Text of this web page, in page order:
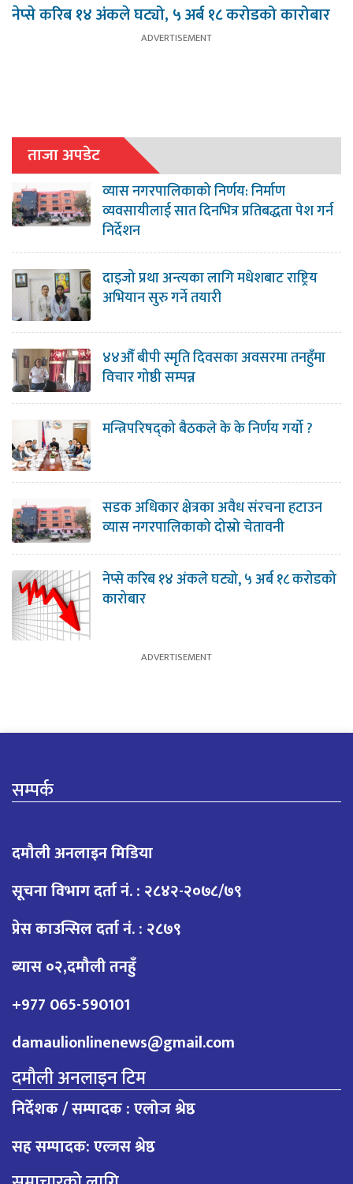
नेप्से करिब १४ अंकले घट्यो, ५ अर्ब १८ करोडको कारोबार
ताजा अपडेट
व्यास नगरपालिकाको निर्णय: निर्माण
व्यवसायीलाई सात दिनभित्र प्रतिबद्धता पेश गर्न
निर्देशन
दाइजो प्रथा अन्त्यका लागि मधेशबाट राष्ट्रिय
अभियान सुरु गर्ने तयारी
४४औँ बीपी स्मृति दिवसका अवसरमा तनहुँमा
विचार गोष्ठी सम्पन्न
मन्त्रिपरिषद्को बैठकले के के निर्णय गर्यो ?
सडक अधिकार क्षेत्रका अवैध संरचना हटाउन
व्यास नगरपालिकाको दोस्रो चेतावनी
नेप्से करिब १४ अंकले घट्यो, ५ अर्ब १८ करोडको
कारोबार
सम्पर्क
दमौली अनलाइन मिडिया
सूचना विभाग दर्ता नं. : २८४२-२०७८/७९
प्रेस काउन्सिल दर्ता नं. : २८७९
ब्यास ०२,दमौली तनहुँ
+977 065-590101
damaulionlinenews@gmail.com
दमौली अनलाइन टिम
निर्देशक / सम्पादक : एलोज श्रेष्ठ
सह सम्पादक: एल्जस श्रेष्ठ